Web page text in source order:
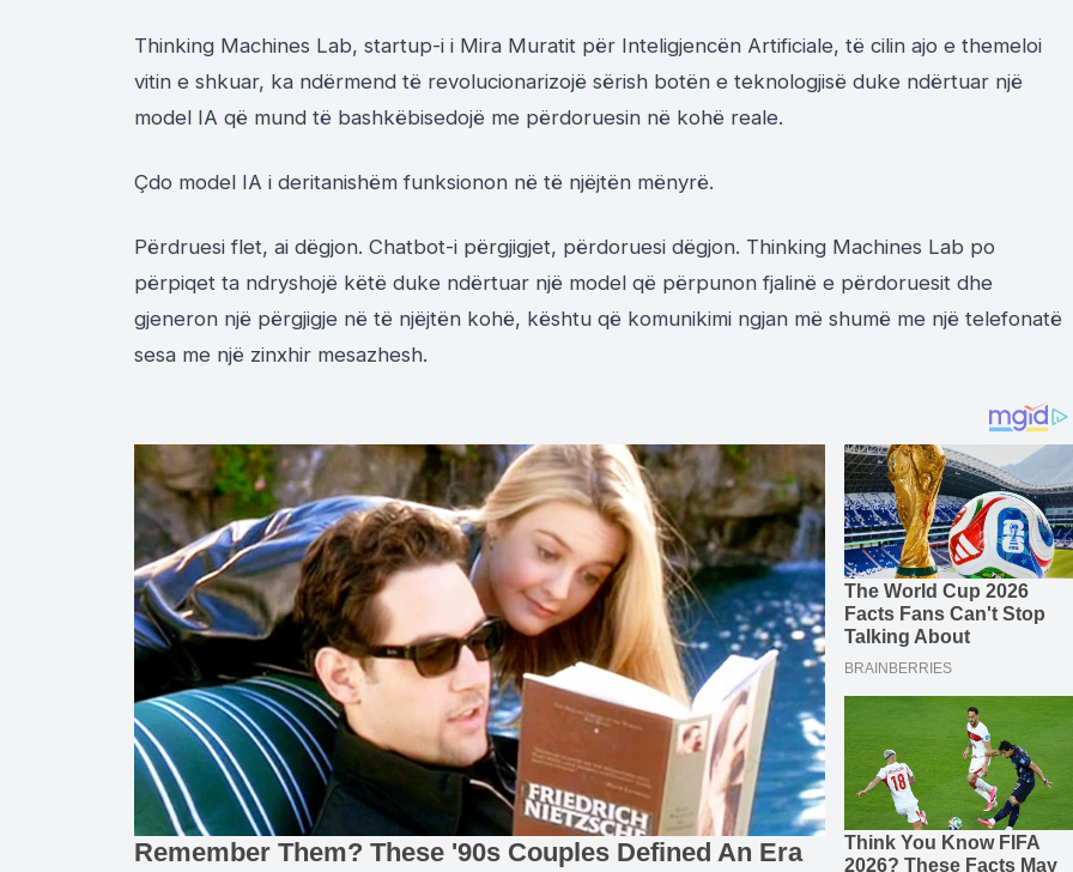
Thinking Machines Lab, startup-i i Mira Muratit për Inteligjencën Artificiale, të cilin ajo e themeloi
vitin e shkuar, ka ndërmend të revolucionarizojë sërish botën e teknologjisë duke ndërtuar një
model IA që mund të bashkëbisedojë me përdoruesin në kohë reale.
Çdo model IA i deritanishëm funksionon në të njëjtën mënyrë.
Përdruesi flet, ai dëgjon. Chatbot-i përgjigjet, përdoruesi dëgjon. Thinking Machines Lab po
përpiqet ta ndryshojë këtë duke ndërtuar një model që përpunon fjalinë e përdoruesit dhe
gjeneron një përgjigje në të njëjtën kohë, kështu që komunikimi ngjan më shumë me një telefonatë
sesa me një zinxhir mesazhesh.